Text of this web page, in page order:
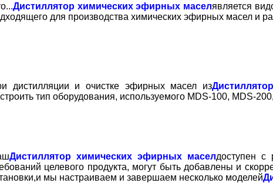
Дистиллятор химических эфирных маселявляется
для производства химических эфирных масел и
дистилляции и очистке эфирных масел из
тип оборудования, используемого MDS-100, MDS-
Дистиллятор химических эфирных маселдоступен с
целевого продукта, могут быть добавлены и
мы настраиваем и завершаем несколько моделей